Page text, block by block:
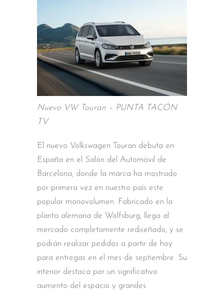
Nuevo VW Touran – PUNTA TACÓN
TV
El nuevo Volkswagen Touran debuta en
España en el Salón del Automóvil de
Barcelona, donde la marca ha mostrado
por primera vez en nuestro país este
popular monovolumen. Fabricado en la
planta alemana de Wolfsburg, llega al
mercado completamente rediseñado, y se
podrán realizar pedidos a partir de hoy
para entregas en el mes de septiembre. Su
interior destaca por un significativo
aumento del espacio y grandes